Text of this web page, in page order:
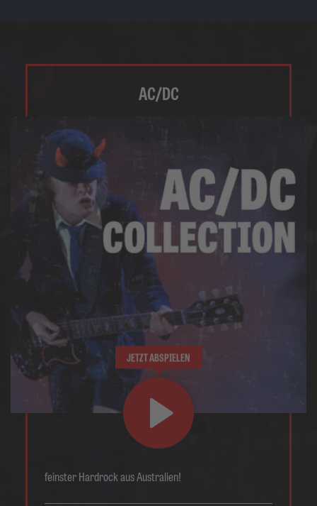
AC/DC
JETZT ABSPIELEN
feinster Hardrock aus Australien!